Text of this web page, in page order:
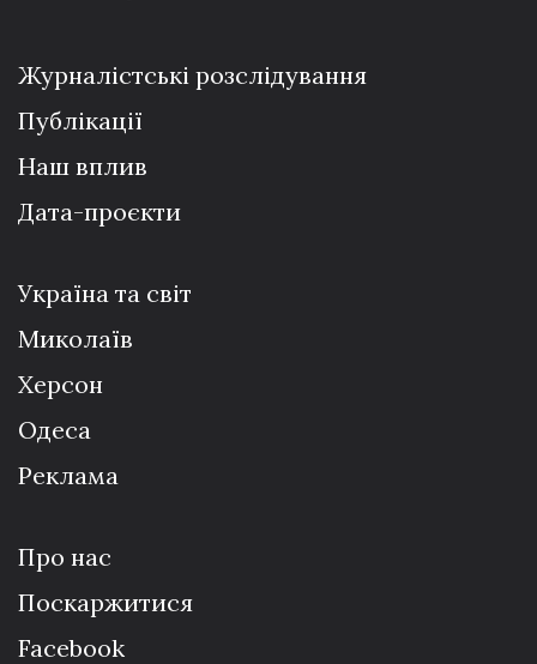
Журналістські розслідування
Публікації
Наш вплив
Дата-проєкти
Україна та світ
Миколаїв
Херсон
Одеса
Реклама
Про нас
Поскаржитися
Facebook